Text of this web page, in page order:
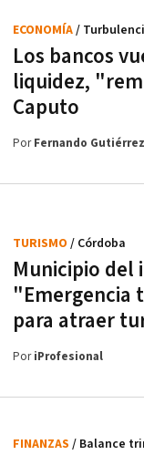
Los bancos
liquidez,
Caputo
ECONOMÍA/
PorFernando Gutiérrez
Municipio del
"Emergencia
para atraer
TURISMO / Córdoba
PoriProfesional
FINANZAS / Balance